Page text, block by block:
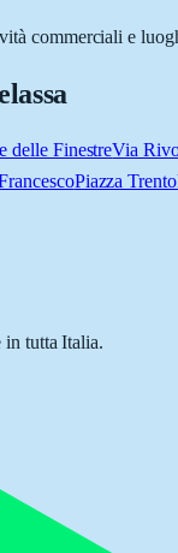
commerciali e
delle FinestreVia
Piazza Trento
in tutta Italia.